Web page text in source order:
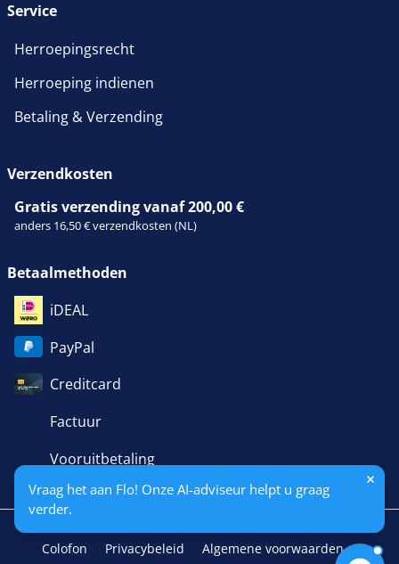
Vraag het aan Flo! Onze AI-adviseur helpt u graag
verder.
Service
Herroepingsrecht
Herroeping indienen
Betaling & Verzending
Verzendkosten
Gratis verzending vanaf 200,00 €
anders 16,50 € verzendkosten (NL)
Betaalmethoden
iDEAL
PayPal
Creditcard
Factuur
Vooruitbetaling
Colofon Privacybeleid
Algemene voorwaarden